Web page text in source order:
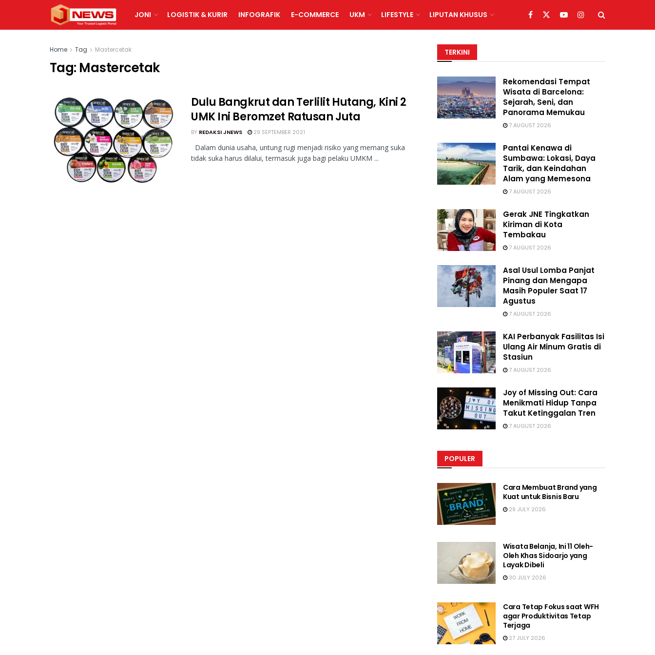
JONI LOGISTIK & KURIR INFOGRAFIK E-COMMERCE UKM LIFESTYLE LIPUTAN KHUSUS
Home Tag Mastercetak
Tag: Mastercetak
Dulu Bangkrut dan Terlilit Hutang, Kini 2
UMK Ini Beromzet Ratusan Juta
BY REDAKSI JNEWS 29 SEPTEMBER 2021
Dalam dunia usaha, untung rugi menjadi risiko yang memang suka
tidak suka harus dilalui, termasuk juga bagi pelaku UMKM ...
TERKINI
Rekomendasi Tempat
Wisata di Barcelona:
Sejarah, Seni, dan
Panorama Memukau
7 AUGUST 2026
Pantai Kenawa di
Sumbawa: Lokasi, Daya
Tarik, dan Keindahan
Alam yang Memesona
7 AUGUST 2026
Gerak JNE Tingkatkan
Kiriman di Kota
Tembakau
7 AUGUST 2026
Asal Usul Lomba Panjat
Pinang dan Mengapa
Masih Populer Saat 17
Agustus
7 AUGUST 2026
KAI Perbanyak Fasilitas Isi
Ulang Air Minum Gratis di
Stasiun
7 AUGUST 2026
Joy of Missing Out: Cara
Menikmati Hidup Tanpa
Takut Ketinggalan Tren
7 AUGUST 2026
POPULER
Cara Membuat Brand yang
Kuat untuk Bisnis Baru
29 JULY 2026
Wisata Belanja, Ini 11 Oleh-
Oleh Khas Sidoarjo yang
Layak Dibeli
30 JULY 2026
Cara Tetap Fokus saat WFH
agar Produktivitas Tetap
Terjaga
27 JULY 2026